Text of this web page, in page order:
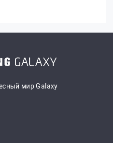
мир Galaxy